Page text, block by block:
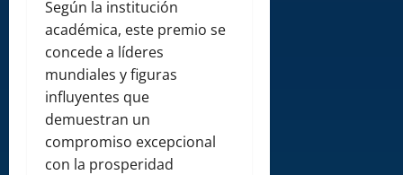
Según la institución
académica, este premio se
concede a líderes
mundiales y figuras
influyentes que
demuestran un
compromiso excepcional
con la prosperidad